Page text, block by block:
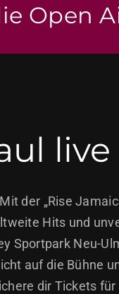
Open
der „Rise
Hits und
Sportpark Neu-
auf die Bühne
dir Tickets